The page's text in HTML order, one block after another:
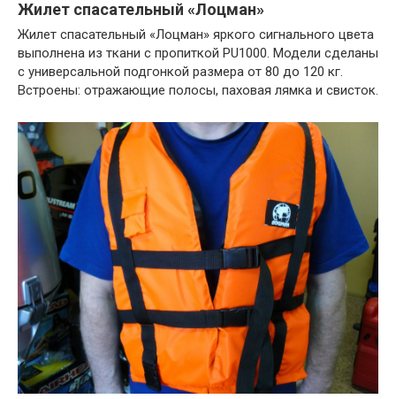
Жилет спасательный «Лоцман»
Жилет спасательный «Лоцман» яркого сигнального цвета
выполнена из ткани с пропиткой PU1000. Модели сделаны
с универсальной подгонкой размера от 80 до 120 кг.
Встроены: отражающие полосы, паховая лямка и свисток.